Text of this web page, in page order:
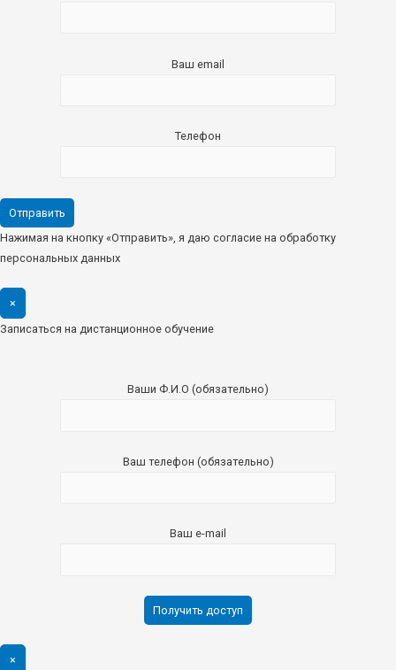
Ваш email
Телефон
Нажимая на кнопку «Отправить», я даю согласие на обработку
персональных данных
×
Записаться на дистанционное обучение
Ваши Ф.И.О (обязательно)
Ваш телефон (обязательно)
Ваш e-mail
×